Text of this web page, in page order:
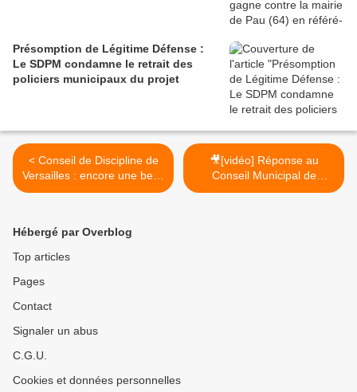
Présomption de Légitime Défense :
Le SDPM condamne le retrait des
policiers municipaux du projet
< Conseil de Discipline de
Versailles : encore une belle
défense assurée par le
🎥[vidéo] Réponse au
Conseil Municipal de
Wissous(91) >
Hébergé par Overblog
Top articles
Pages
Contact
Signaler un abus
C.G.U.
Cookies et données personnelles